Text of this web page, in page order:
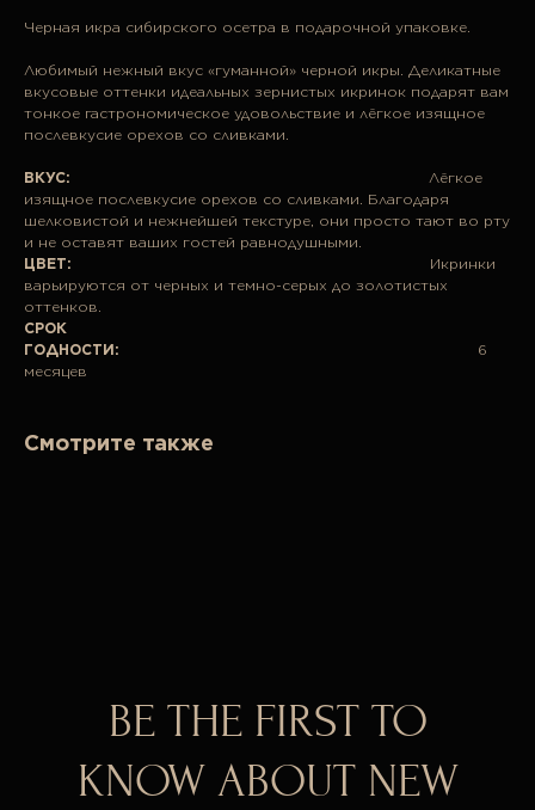
Черная икра сибирского осетра в подарочной упаковке.
Любимый нежный вкус «гуманной» черной икры. Деликатные
вкусовые оттенки идеальных зернистых икринок подарят вам
тонкое гастрономическое удовольствие и лёгкое изящное
послевкусие орехов со сливками.
ВКУС: Лёгкое
изящное послевкусие орехов со сливками. Благодаря
шелковистой и нежнейшей текстуре, они просто тают во рту
и не оставят ваших гостей равнодушными.
ЦВЕТ: Икринки
варьируются от черных и темно-серых до золотистых
оттенков.
СРОК
ГОДНОСТИ: 6
месяцев
Смотрите также
BE THE FIRST TO
KNOW ABOUT NEW